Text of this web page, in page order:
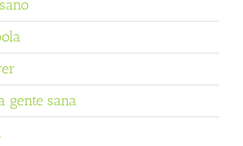
gente sana